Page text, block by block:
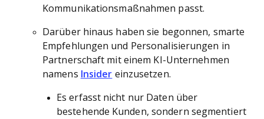
Kommunikationsmaßnahmen passt.
Darüber hinaus haben sie begonnen, smarte
Empfehlungen und Personalisierungen in
Partnerschaft mit einem KI-Unternehmen
namens Insider einzusetzen.
Es erfasst nicht nur Daten über
bestehende Kunden, sondern segmentiert